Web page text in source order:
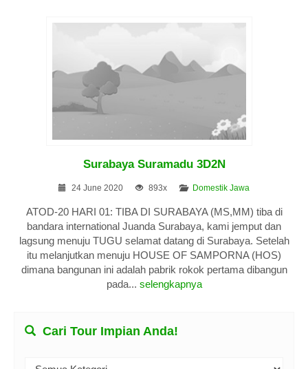
Surabaya Suramadu 3D2N
24 June 2020 893x Domestik Jawa
ATOD-20 HARI 01: TIBA DI SURABAYA (MS,MM) tiba di
bandara international Juanda Surabaya, kami jemput dan
lagsung menuju TUGU selamat datang di Surabaya. Setelah
itu melanjutkan menuju HOUSE OF SAMPORNA (HOS)
dimana bangunan ini adalah pabrik rokok pertama dibangun
pada... selengkapnya
Cari Tour Impian Anda!